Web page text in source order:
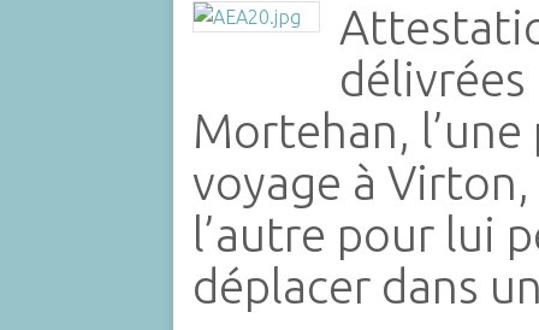
délivrées
Mortehan,
voyage à
l’autre pour lui
déplacer dans